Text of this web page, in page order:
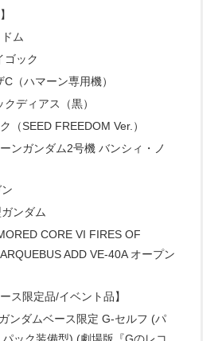
ム
ゴック
（ハマーン専用機）
ディアス（黒）
（SEED FREEDOM Ver.）
ンガンダム2号機 バンシィ・ノ
ンダム
CORE VI FIRES OF
ADD VE-40A オープン
ス限定品/イベント品】
ンダムベース限定 G-セルフ (パ